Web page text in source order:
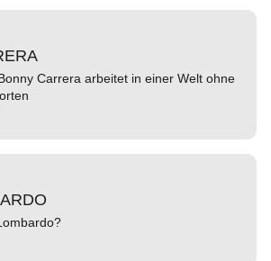
Carrera arbeitet in einer Welt ohne